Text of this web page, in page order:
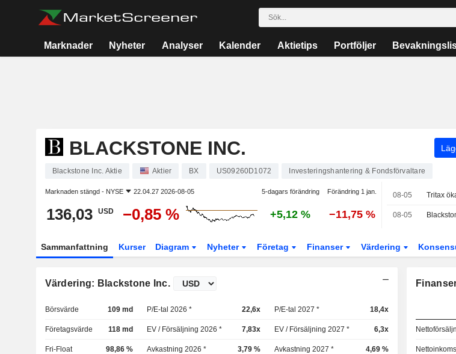
Marknader Nyheter Analyser Kalender Aktietips Portföljer
BLACKSTONE INC.
Blackstone Inc. Aktie Aktier BX US09260D1072 Investeringshantering & Fondsförvaltare
Marknaden stängd - NYSE 22.04.27 2026-08-05 5-dagars förändring Förändring 1 jan.
136,03 USD −0,85 % +5,12 % −11,75 %
08-05
08-05
Sammanfattning Kurser Diagram Nyheter Företag Finanser Värdering
Värdering: Blackstone Inc.
Börsvärde 109 md P/E-tal 2026 * 22,6x P/E-tal 2027 * 18,4x
Företagsvärde 118 md EV / Försäljning 2026 * 7,83x EV / Försäljning 2027 * 6,3x
Fri-Float 98,86 % Avkastning 2026 * 3,79 % Avkastning 2027 * 4,69 %